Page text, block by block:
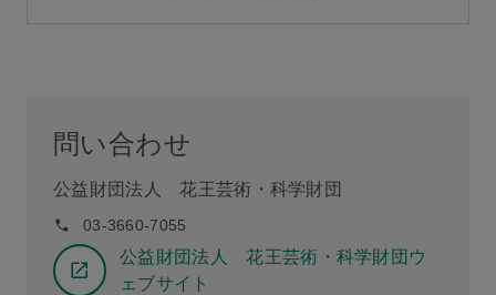
問い合わせ
公益財団法人 花王芸術・科学財団
03-3660-7055
公益財団法人 花王芸術・科学財団ウ
ェブサイト